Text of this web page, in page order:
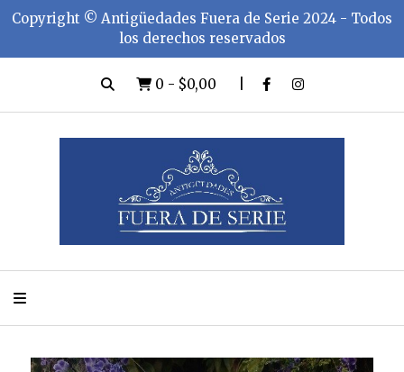
Copyright ©️ Antigüedades Fuera de Serie 2024 - Todos
los derechos reservados
0 - $0,00